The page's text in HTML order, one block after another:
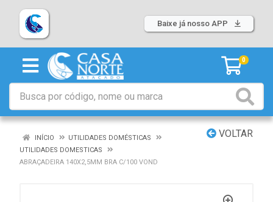
Baixe já nosso APP
0
VOLTAR
INÍCIO
UTILIDADES DOMÉSTICAS
UTILIDADES DOMESTICAS
ABRAÇADEIRA 140X2,5MM BRA C/100 VOND